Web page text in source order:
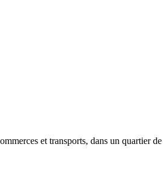
et transports, dans un quartier